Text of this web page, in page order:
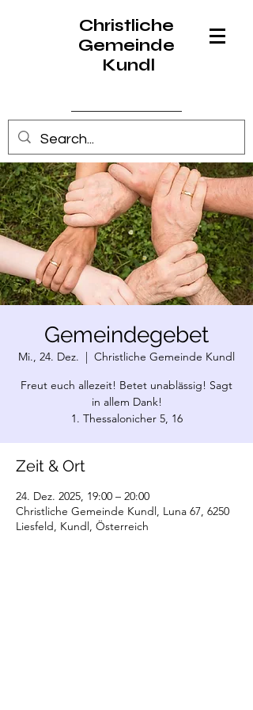
Christliche
Gemeinde
Kundl
Anmelden
Gemeindegebet
Mi., 24. Dez.
  |
Christliche Gemeinde Kundl
Freut euch allezeit! Betet unablässig! Sagt
in allem Dank!
1. Thessalonicher 5, 16
Zeit & Ort
24. Dez. 2025, 19:00 – 20:00
Christliche Gemeinde Kundl, Luna 67, 6250
Liesfeld, Kundl, Österreich